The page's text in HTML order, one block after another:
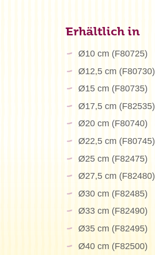
Erhältlich in
Ø10 cm (F80725)
Ø12,5 cm (F80730)
Ø15 cm (F80735)
Ø17,5 cm (F82535)
Ø20 cm (F80740)
Ø22,5 cm (F80745)
Ø25 cm (F82475)
Ø27,5 cm (F82480)
Ø30 cm (F82485)
Ø33 cm (F82490)
Ø35 cm (F82495)
Ø40 cm (F82500)